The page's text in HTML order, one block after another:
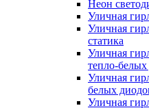
Неон
Уличная
Уличная
статика
Уличная
тепло-
Уличная
белых
Уличная